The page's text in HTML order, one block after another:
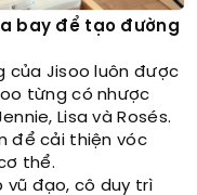
bay để tạo đường
của Jisoo luôn được
từng có nhược
Lisa và Rosés.
để cải thiện vóc
thể.
vũ đạo, cô duy trì